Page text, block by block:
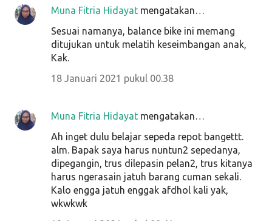
Muna Fitria Hidayat mengatakan…
Sesuai namanya, balance bike ini memang
ditujukan untuk melatih keseimbangan anak,
Kak.
18 Januari 2021 pukul 00.38
Muna Fitria Hidayat mengatakan…
Ah inget dulu belajar sepeda repot bangettt.
alm. Bapak saya harus nuntun2 sepedanya,
dipegangin, trus dilepasin pelan2, trus kitanya
harus ngerasain jatuh barang cuman sekali.
Kalo engga jatuh enggak afdhol kali yak,
wkwkwk